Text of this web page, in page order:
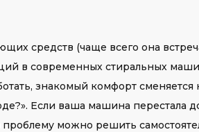
средств (чаще всего она
в современных стиральных
знакомый комфорт
Если ваша машина перестала
можно решить